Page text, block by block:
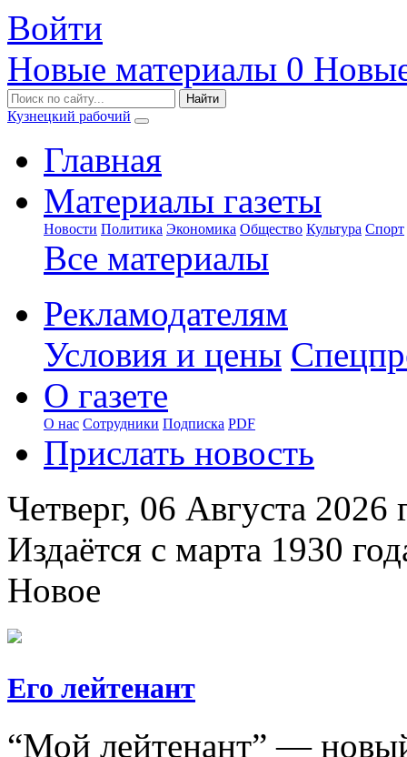
Войти
Новые материалы 0
Кузнецкий рабочий
Главная
Материалы газеты
Новости Политика Экономика Общество Культура Спорт
Все материалы
Рекламодателям
Условия и цены
О газете
О нас Сотрудники Подписка PDF
Прислать новость
Четверг, 06 Августа 2026
Издаётся с марта 1930
Новое
Его лейтенант
“Мой лейтенант” —